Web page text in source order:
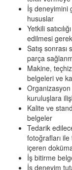
İş deneyimini
hususlar
Yetkili
edilmesi
Satış
parça
Makine,
belgeleri ve
Organizasyon
kuruluşlara
Kalite ve
belgeler
Tedarik
fotoğrafları
içeren
İş bitirme
İş deneyim